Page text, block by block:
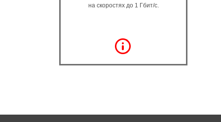
на скоростях до 1 Гбит/с.